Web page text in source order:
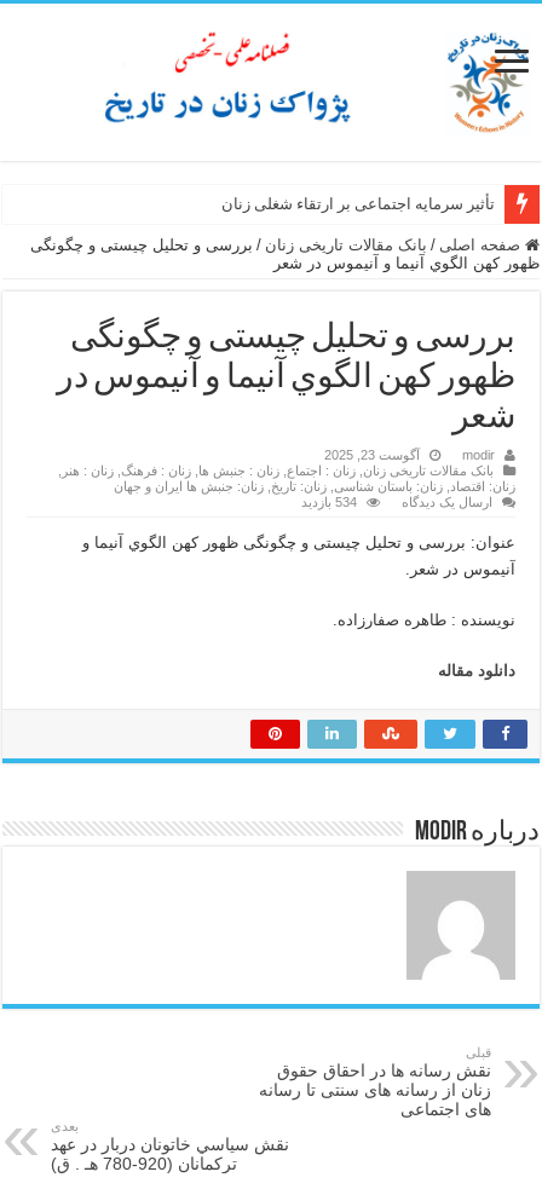
تأثیر سرمایه اجتماعی بر ارتقاء شغلی زنان
سبک زندگی زن ایرانی از نگاه سفرنامه نویسان غیر ایرانی عصر صفوی
صفحه اصلی / بانک مقالات تاریخی زنان / بررسی و تحلیل چیستی و چگونگی
ظهور کهن الگوي آنیما و آنیموس در شعر
بررسی و تحلیل چیستی و چگونگی
ظهور کهن الگوي آنیما و آنیموس در
شعر
modir
آگوست 23, 2025
بانک مقالات تاریخی زنان ,زنان : اجتماع ,زنان : جنبش ها ,زنان : فرهنگ ,زنان : هنر
زنان: اقتصاد
,زنان: باستان شناسی ,زنان: تاریخ ,زنان: جنبش ها ایران و جهان
ارسال یک دیدگاه
534 بازدید
عنوان: بررسی و تحلیل چیستی و چگونگی ظهور کهن الگوي آنیما و
آنیموس در شعر.
نویسنده : طاهره صفارزاده.
دانلود مقاله
درباره modir
قبلی
نقش رسانه ها در احقاق حقوق
زنان از رسانه های سنتی تا رسانه
های اجتماعی
بعدی
نقش سیاسي خاتونان دربار در عهد
ترکمانان (920-780 هـ . ق)